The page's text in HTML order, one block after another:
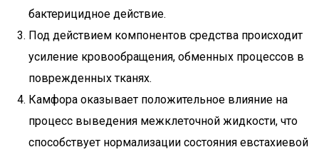
бактерицидное действие.
Под действием компонентов средства происходит
усиление кровообращения, обменных процессов в
поврежденных тканях.
Камфора оказывает положительное влияние на
процесс выведения межклеточной жидкости, что
способствует нормализации состояния евстахиевой